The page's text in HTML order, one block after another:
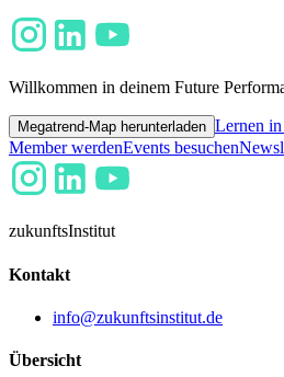
Willkommen in deinem Future
Megatrend-Map herunterladen Lernen
Member werdenEvents besuchen
zukunftsInstitut
Kontakt
info@zukunftsinstitut.de
Übersicht